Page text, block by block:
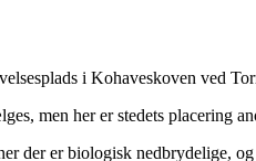
i Kohaveskoven ved
men her er stedets placering
der er biologisk nedbrydelige,